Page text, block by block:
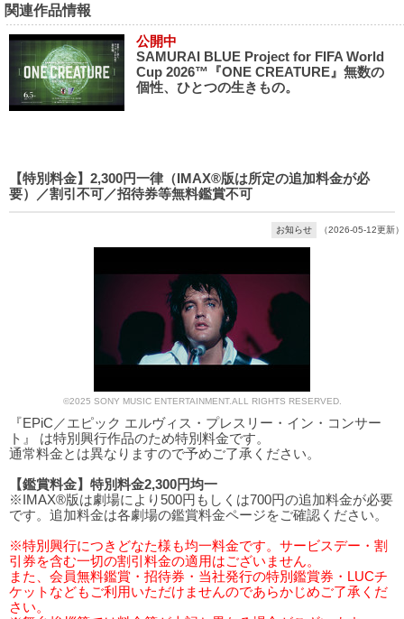
関連作品情報
公開中
SAMURAI BLUE Project for FIFA World
Cup 2026™『ONE CREATURE』無数の
個性、ひとつの生きもの。
【特別料金】2,300円一律（IMAX®版は所定の追加料金が必
要）／割引不可／招待券等無料鑑賞不可
お知らせ （2026-05-12更新）
©2025 SONY MUSIC ENTERTAINMENT.ALL RIGHTS RESERVED.
『EPiC／エピック エルヴィス・プレスリー・イン・コンサー
ト』 は特別興行作品のため特別料金です。
通常料金とは異なりますので予めご了承ください。
【鑑賞料金】特別料金2,300円均一
※IMAX®版は劇場により500円もしくは700円の追加料金が必要
です。追加料金は各劇場の鑑賞料金ページをご確認ください。
※特別興行につきどなた様も均一料金です。サービスデー・割
引券を含む一切の割引料金の適用はございません。
また、会員無料鑑賞・招待券・当社発行の特別鑑賞券・LUCチ
ケットなどもご利用いただけませんのであらかじめご了承くだ
さい。